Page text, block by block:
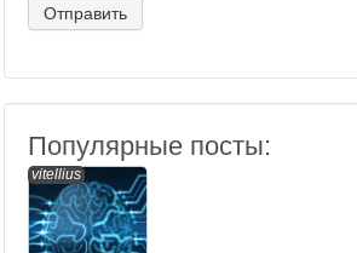
Популярные посты:
vitellius